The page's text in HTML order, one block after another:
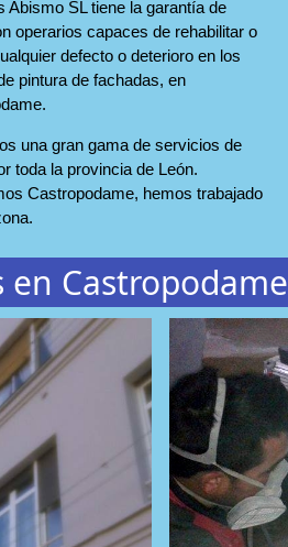
Abismo SL tiene la garantía de
operarios capaces de rehabilitar o
defecto o deterioro en los
pintura de fachadas, en
una gran gama de servicios de
toda la provincia de León.
Castropodame, hemos trabajado
en Castropodame